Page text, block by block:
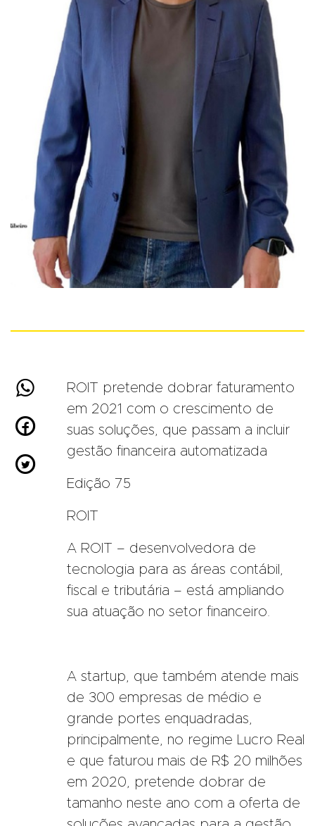



ROIT pretende dobrar faturamento
em 2021 com o crescimento de
suas soluções, que passam a incluir
gestão financeira automatizada
Edição 75
ROIT
A ROIT – desenvolvedora de
tecnologia para as áreas contábil,
fiscal e tributária – está ampliando
sua atuação no setor financeiro.
A startup, que também atende mais
de 300 empresas de médio e
grande portes enquadradas,
principalmente, no regime Lucro Real
e que faturou mais de R$ 20 milhões
em 2020, pretende dobrar de
tamanho neste ano com a oferta de